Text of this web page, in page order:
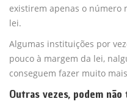
existirem apenas o número
lei.
Algumas instituições por
pouco à margem da lei,
conseguem fazer muito
Outras vezes, podem